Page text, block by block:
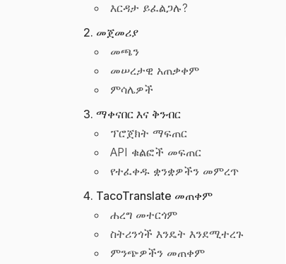
እርዳታ ይፈልጋሉ?
መጀመሪያ
መጫን
መሠረታዊ አጠቃቀም
ምሳሌዎች
ማቀናበር እና ቅንብር
ፕሮጀክት ማፍጠር
API ቁልፎች መፍጠር
የተፈቀዱ ቋንቋዎችን መምረጥ
TacoTranslate መጠቀም
ሐረግ መተርጎም
ስትሪንጎች እንዴት እንደሚተረጉ
ምንጭዎችን መጠቀም